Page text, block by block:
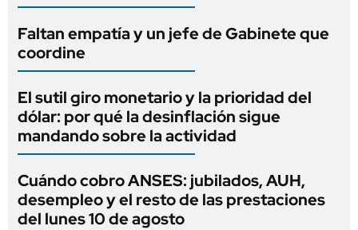
Faltan empatía y un jefe de Gabinete que
coordine
El sutil giro monetario y la prioridad del
dólar: por qué la desinflación sigue
mandando sobre la actividad
Cuándo cobro ANSES: jubilados, AUH,
desempleo y el resto de las prestaciones
del lunes 10 de agosto